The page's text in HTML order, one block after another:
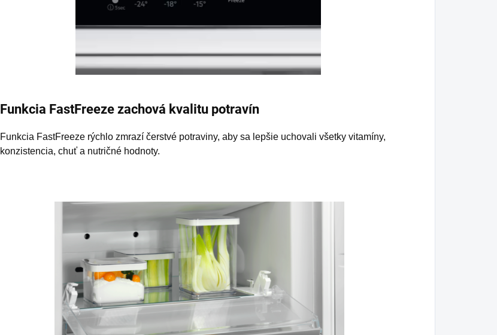
Funkcia FastFreeze zachová kvalitu potravín
Funkcia FastFreeze rýchlo zmrazí čerstvé potraviny, aby sa lepšie uchovali všetky vitamíny,
konzistencia, chuť a nutričné hodnoty.